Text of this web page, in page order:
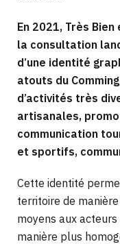
En 2021, Très
la consultation
d’une identité
atouts du
d’activités très
artisanales,
communication
et sportifs,
Cette identité
territoire de
moyens aux
manière plus